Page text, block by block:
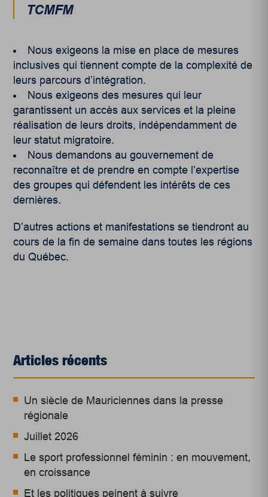
TCMFM
Nous exigeons la mise en place de mesures
inclusives qui tiennent compte de la complexité de
leurs parcours d’intégration.
Nous exigeons des mesures qui leur
garantissent un accès aux services et la pleine
réalisation de leurs droits, indépendamment de
leur statut migratoire.
Nous demandons au gouvernement de
reconnaître et de prendre en compte l’expertise
des groupes qui défendent les intérêts de ces
dernières.
D’autres actions et manifestations se tiendront au
cours de la fin de semaine dans toutes les régions
du Québec.
Articles récents
Un siècle de Mauriciennes dans la presse
régionale
Juillet 2026
Le sport professionnel féminin : en mouvement,
en croissance
Et les politiques peinent à suivre